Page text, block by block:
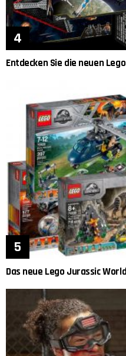
Entdecken Sie die neuen
Das neue Lego Jurassic